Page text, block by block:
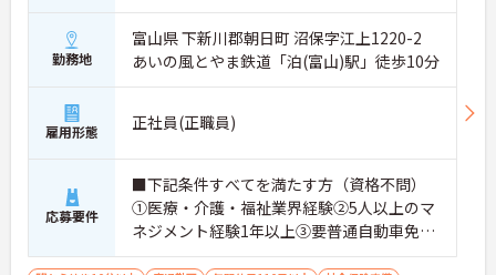
勤務地
富山県 下新川郡朝日町 沼保字江上1220-2
あいの風とやま鉄道「泊(富山)駅」徒歩10分
雇用形態 正社員(正職員)
応募要件
■下記条件すべてを満たす方（資格不問）
①医療・介護・福祉業界経験②5人以上のマ
ネジメント経験1年以上③要普通自動車免許
（AT限定可）※介護業界に関する有資格者